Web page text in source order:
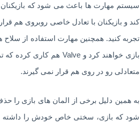
کند و بازیکنان با تعادل خاصی روبروی هم
تجربه کنید. همچنین مهارت استفاده از سلاح
متعادلی رو در روی هم قرار نمی گیرند.
به همین دلیل برخی از المان های بازی را
شود که بازی، سختی خاص خودش را داشته